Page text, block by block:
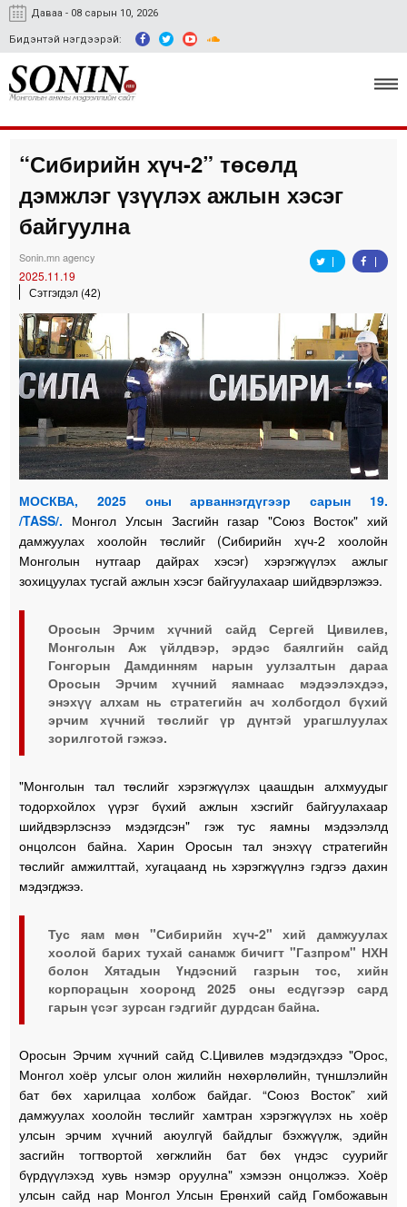
Даваа - 08 сарын 10, 2026
Бидэнтэй нэгдээрэй:
Улс төр, эдийн засаг
Гэмт хэрэг
Easy news
“Сибирийн хүч-2” төсөлд
дэмжлэг үзүүлэх ажлын хэсэг
байгуулна
Sonin.mn agency
2025.11.19
Сэтгэгдэл (42)
МОСКВА, 2025 оны арваннэгдүгээр сарын 19.
/TASS/. Монгол Улсын Засгийн газар "Союз Восток" хий
дамжуулах хоолойн төслийг (Сибирийн хүч-2 хоолойн
Монголын нутгаар дайрах хэсэг) хэрэгжүүлэх ажлыг
зохицуулах тусгай ажлын хэсэг байгуулахаар шийдвэрлэжээ.
Оросын Эрчим хүчний сайд Сергей Цивилев,
Монголын Аж үйлдвэр, эрдэс баялгийн сайд
Гонгорын Дамдинням нарын уулзалтын дараа
Оросын Эрчим хүчний яамнаас мэдээлэхдээ,
энэхүү алхам нь стратегийн ач холбогдол бүхий
эрчим хүчний төслийг үр дүнтэй урагшлуулах
зорилготой гэжээ.
"Монголын тал төслийг хэрэгжүүлэх цаашдын алхмуудыг
тодорхойлох үүрэг бүхий ажлын хэсгийг байгуулахаар
шийдвэрлэснээ мэдэгдсэн" гэж тус яамны мэдээлэлд
онцолсон байна. Харин Оросын тал энэхүү стратегийн
төслийг амжилттай, хугацаанд нь хэрэгжүүлнэ гэдгээ дахин
мэдэгджээ.
Тус яам мөн "Сибирийн хүч-2" хий дамжуулах
хоолой барих тухай санамж бичигт "Газпром" НХН
болон Хятадын Үндэсний газрын тос, хийн
корпорацын хооронд 2025 оны есдүгээр сард
гарын үсэг зурсан гэдгийг дурдсан байна.
Оросын Эрчим хүчний сайд С.Цивилев мэдэгдэхдээ "Орос,
Монгол хоёр улсыг олон жилийн нөхөрлөлийн, түншлэлийн
бат бөх харилцаа холбож байдаг. “Союз Восток” хий
дамжуулах хоолойн төслийг хамтран хэрэгжүүлэх нь хоёр
улсын эрчим хүчний аюулгүй байдлыг бэхжүүлж, эдийн
засгийн тогтвортой хөгжлийн бат бөх үндэс суурийг
бүрдүүлэхэд хувь нэмэр оруулна" хэмээн онцолжээ. Хоёр
улсын сайд нар Монгол Улсын Ерөнхий сайд Гомбожавын